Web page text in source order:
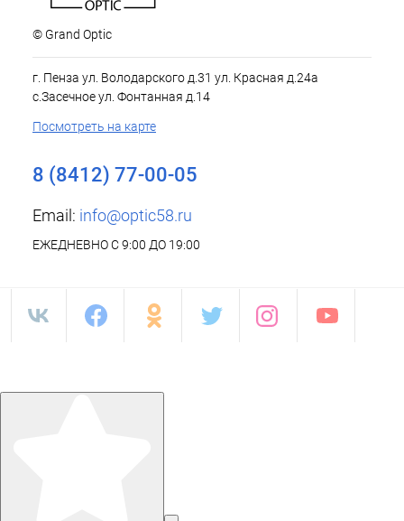
© Grand Optic
г. Пенза ул. Володарского д.31 ул. Красная д.24а
с.Засечное ул. Фонтанная д.14
Посмотреть на карте
8 (8412) 77-00-05
Email: info@optic58.ru
ЕЖЕДНЕВНО С 9:00 ДО 19:00